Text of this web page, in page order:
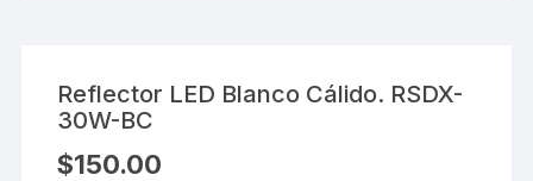
Reflector LED Blanco Cálido. RSDX-
30W-BC
$150.00